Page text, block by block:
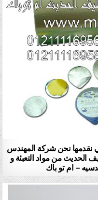
نقدمها نحن شركة المهندس
الحديث من مواد التعبئة و
– ام تو باك